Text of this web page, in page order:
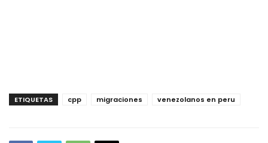
ETIQUETAS cpp migraciones venezolanos en peru